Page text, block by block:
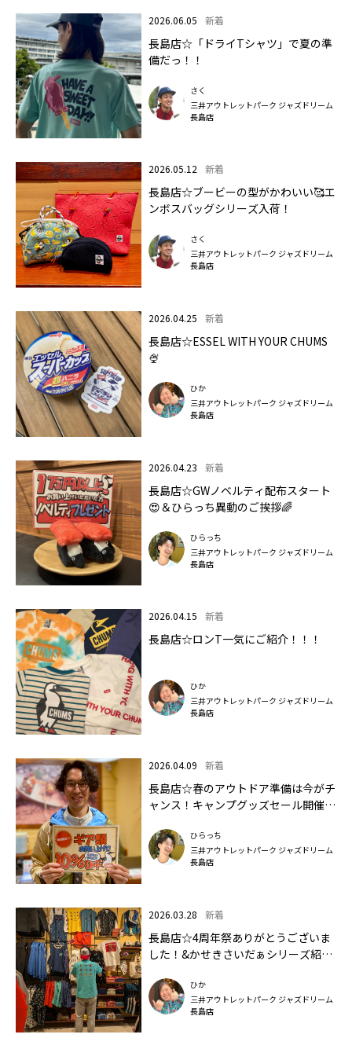
2026.06.05 新着
長島店☆「ドライTシャツ」で夏の準
備だっ！！
さく
三井アウトレットパーク ジャズドリーム
長島店
2026.05.12 新着
長島店☆ブービーの型がかわいい🥰エ
ンボスバッグシリーズ入荷！
さく
三井アウトレットパーク ジャズドリーム
長島店
2026.04.25 新着
長島店☆ESSEL WITH YOUR CHUMS
🍨
ひか
三井アウトレットパーク ジャズドリーム
長島店
2026.04.23 新着
長島店☆GWノベルティ配布スタート
😍＆ひらっち異動のご挨拶🌈
ひらっち
三井アウトレットパーク ジャズドリーム
長島店
2026.04.15 新着
長島店☆ロンT一気にご紹介！！！
ひか
三井アウトレットパーク ジャズドリーム
長島店
2026.04.09 新着
長島店☆春のアウトドア準備は今がチ
ャンス！キャンプグッズセール開催⛺
ひらっち
三井アウトレットパーク ジャズドリーム
長島店
2026.03.28 新着
長島店☆4周年祭ありがとうございま
した！&かせきさいだぁシリーズ紹
ひか
三井アウトレットパーク ジャズドリーム
長島店